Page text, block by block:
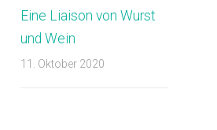
Eine Liaison von Wurst
und Wein
11. Oktober 2020